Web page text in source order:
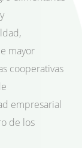
mayor
cooperativas
empresarial
de los